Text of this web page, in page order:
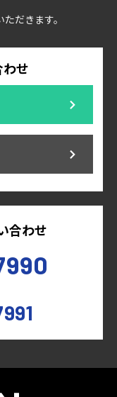
だきます。
せ
合わせ